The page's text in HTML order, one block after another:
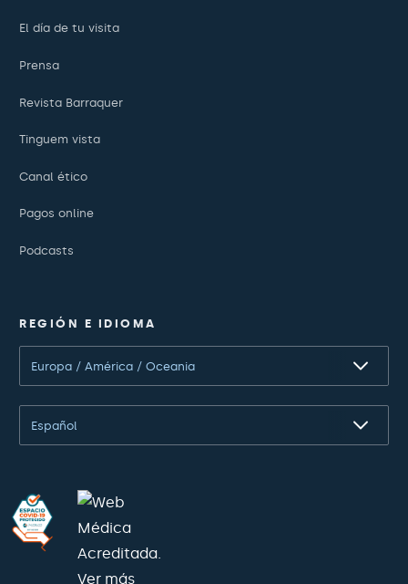
El día de tu visita
Prensa
Revista Barraquer
Tinguem vista
Canal ético
Pagos online
Podcasts
REGIÓN E IDIOMA
Europa / América / Oceania
Español